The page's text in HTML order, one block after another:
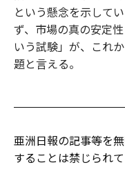
という懸念を示して
ず、市場の真の安定
いう試験」が、これ
題と言える。
亜洲日報の記事等を
することは禁じられて